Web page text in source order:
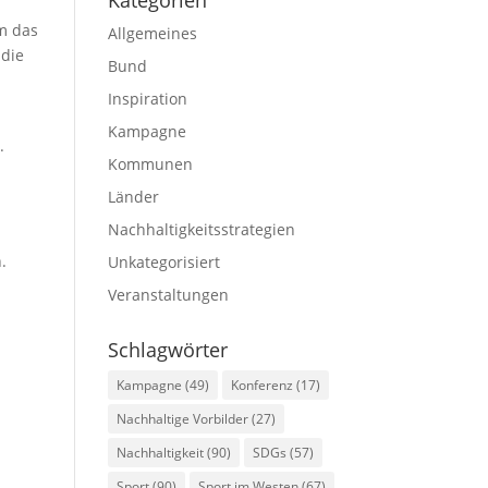
das
Allgemeines
Bund
Inspiration
Kampagne
Kommunen
Länder
Nachhaltigkeitsstrategien
Unkategorisiert
Veranstaltungen
Schlagwörter
Kampagne (49) Konferenz (17)
Nachhaltige Vorbilder(27)
Nachhaltigkeit(90) SDGs (57)